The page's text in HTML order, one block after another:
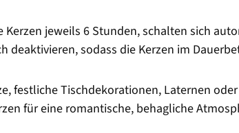
jeweils 6 Stunden, schalten sich
deaktivieren, sodass die Kerzen im
festliche Tischdekorationen, Laternen
für eine romantische, behagliche